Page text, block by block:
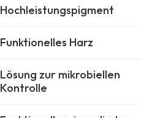
Hochleistungspigment
Funktionelles Harz
Lösung zur mikrobiellen
Kontrolle